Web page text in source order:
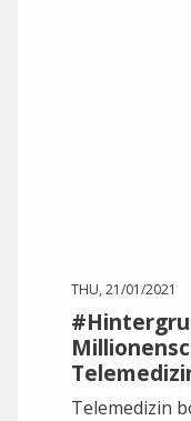
THU, 21/01/2021
Telemedizin